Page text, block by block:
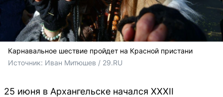
Карнавальное шествие пройдет на Красной пристани
Источник: Иван Митюшев / 29.RU
25 июня в Архангельске начался XXXII